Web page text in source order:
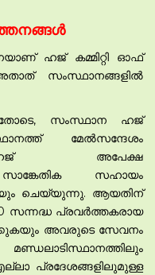
ഹജ് കമ്മിറ്റി ഓഫ്
സംസ്ഥാനങ്ങളിൽ
സംസ്ഥാന ഹജ്
മേൽസന്ദേശം
ഹജ് അപേക്ഷ
സാങ്കേതിക സഹായം
ചെയ്യുന്നു. ആയതിന്
സന്നദ്ധ പ്രവർത്തകരായ
അവരുടെ സേവനം
പ്രദേശങ്ങളിലുമുള്ള